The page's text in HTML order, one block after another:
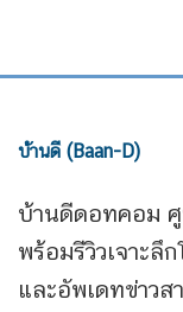
บ้านดี (Baan-D)
บ้านดีดอทคอม
พร้อมรีวิวเจาะลึ
และอัพเดทข่าวส